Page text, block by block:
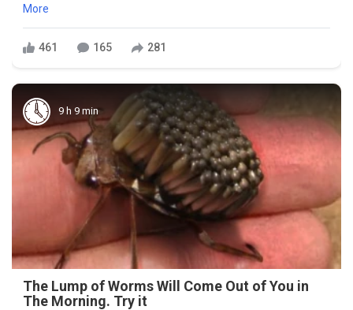
More
461 165 281
9 h 9 min
The Lump of Worms Will Come Out of You in
The Morning. Try it